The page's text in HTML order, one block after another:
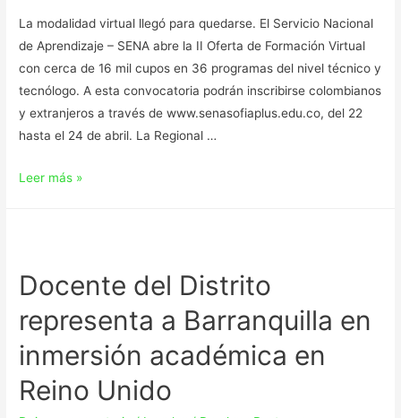
La modalidad virtual llegó para quedarse. El Servicio Nacional
de Aprendizaje – SENA abre la II Oferta de Formación Virtual
con cerca de 16 mil cupos en 36 programas del nivel técnico y
tecnólogo. A esta convocatoria podrán inscribirse colombianos
y extranjeros a través de www.senasofiaplus.edu.co, del 22
hasta el 24 de abril. La Regional …
Leer más »
Docente del Distrito
representa a Barranquilla en
inmersión académica en
Reino Unido